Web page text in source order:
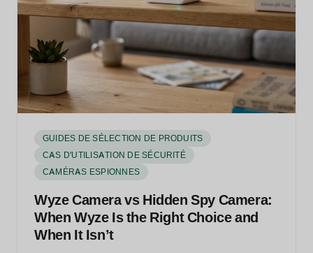
GUIDES DE SÉLECTION DE PRODUITS
CAS D'UTILISATION DE SÉCURITÉ
CAMÉRAS ESPIONNES
Wyze Camera vs Hidden Spy Camera:
When Wyze Is the Right Choice and
When It Isn’t